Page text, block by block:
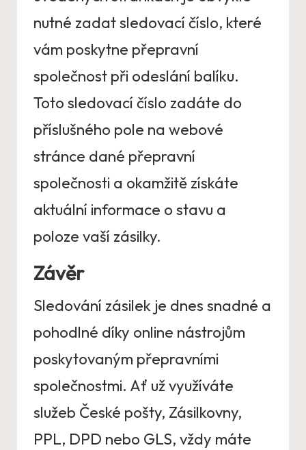
nutné zadat sledovací číslo, které
vám poskytne přepravní
společnost při odeslání balíku.
Toto sledovací číslo zadáte do
příslušného pole na webové
stránce dané přepravní
společnosti a okamžitě získáte
aktuální informace o stavu a
poloze vaší zásilky.
Závěr
Sledování zásilek je dnes snadné a
pohodlné díky online nástrojům
poskytovaným přepravními
společnostmi. Ať už využíváte
služeb České pošty, Zásilkovny,
PPL, DPD nebo GLS, vždy máte